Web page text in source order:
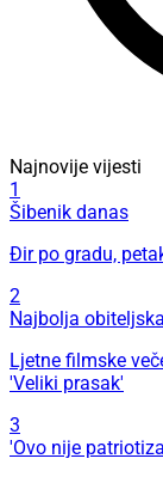
Najnovije vijesti
1
Šibenik danas
Đir po gradu,
2
Najbolja
Ljetne filmske
'Veliki prasak'
3
'Ovo nije